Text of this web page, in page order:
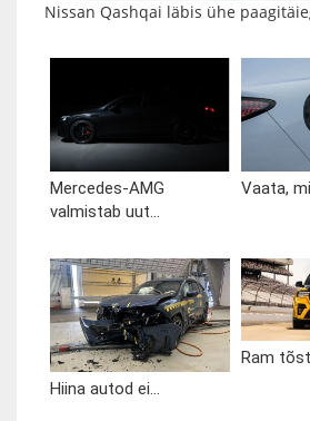
Nissan Qashqai läbis ühe
Mercedes-AMG
valmistab uut...
Vaata,
Hiina autod ei...
Ram